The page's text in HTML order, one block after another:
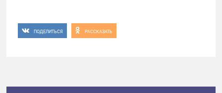
ПОДЕЛИТЬСЯ РАССКАЗАТЬ